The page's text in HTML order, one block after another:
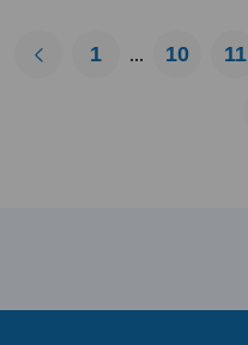
1 ... 10 11